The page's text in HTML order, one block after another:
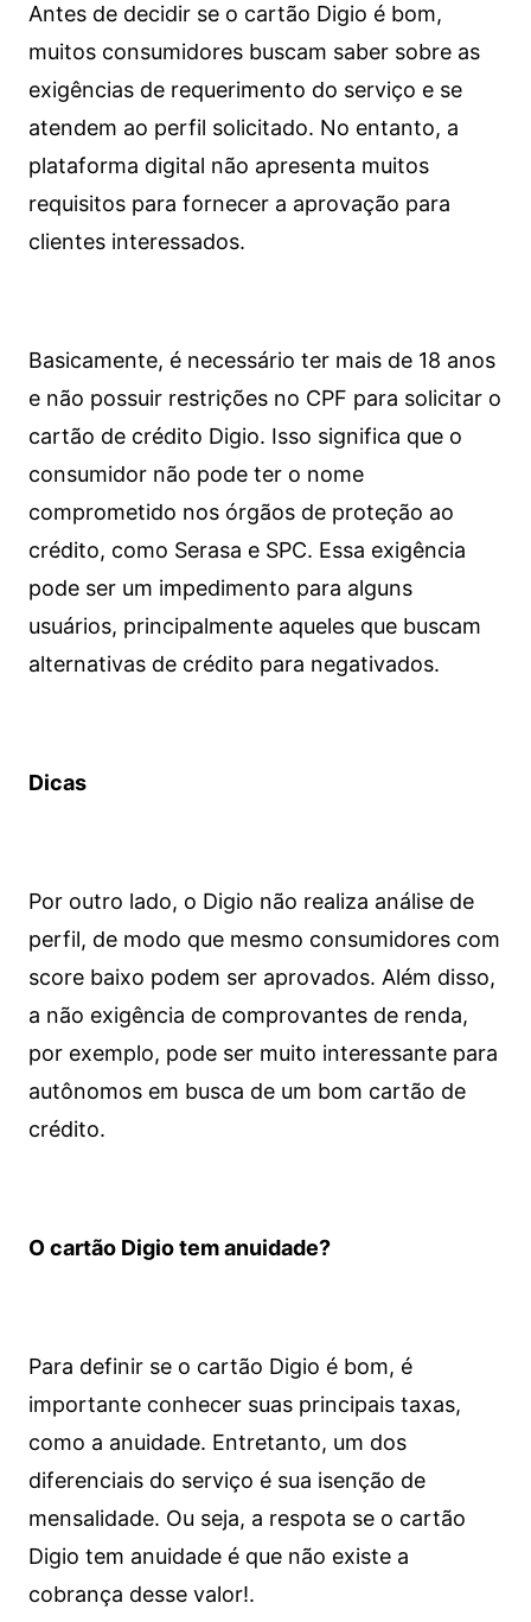
Antes de decidir se o cartão Digio é bom,
muitos consumidores buscam saber sobre as
exigências de requerimento do serviço e se
atendem ao perfil solicitado. No entanto, a
plataforma digital não apresenta muitos
requisitos para fornecer a aprovação para
clientes interessados.
Basicamente, é necessário ter mais de 18 anos
e não possuir restrições no CPF para solicitar o
cartão de crédito Digio. Isso significa que o
consumidor não pode ter o nome
comprometido nos órgãos de proteção ao
crédito, como Serasa e SPC. Essa exigência
pode ser um impedimento para alguns
usuários, principalmente aqueles que buscam
alternativas de crédito para negativados.
Dicas
Por outro lado, o Digio não realiza análise de
perfil, de modo que mesmo consumidores com
score baixo podem ser aprovados. Além disso,
a não exigência de comprovantes de renda,
por exemplo, pode ser muito interessante para
autônomos em busca de um bom cartão de
crédito.
O cartão Digio tem anuidade?
Para definir se o cartão Digio é bom, é
importante conhecer suas principais taxas,
como a anuidade. Entretanto, um dos
diferenciais do serviço é sua isenção de
mensalidade. Ou seja, a respota se o cartão
Digio tem anuidade é que não existe a
cobrança desse valor!.